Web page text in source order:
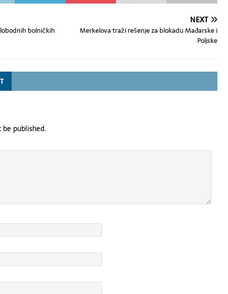
bolničkih
NEXT
Merkelova traži rešenje za blokadu Mađarske i
Poljske
published.